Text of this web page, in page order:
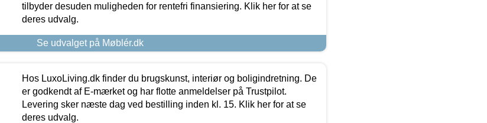
tilbyder desuden muligheden for rentefri finansiering. Klik her for at se
deres udvalg.
Se udvalget på Møblér.dk
Hos LuxoLiving.dk finder du brugskunst, interiør og boligindretning. De
er godkendt af E-mærket og har flotte anmeldelser på Trustpilot.
Levering sker næste dag ved bestilling inden kl. 15. Klik her for at se
deres udvalg.